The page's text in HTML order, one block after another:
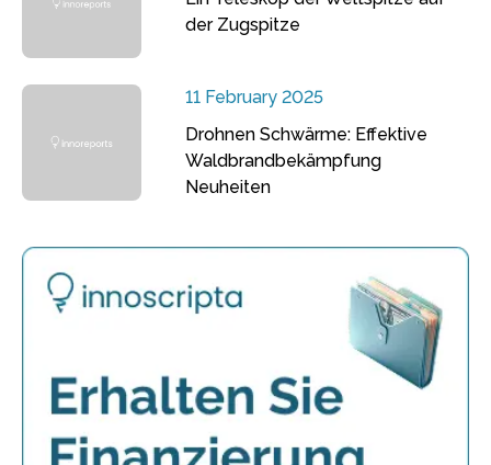
der Zugspitze
11 February 2025
Drohnen Schwärme: Effektive
Waldbrandbekämpfung
Neuheiten